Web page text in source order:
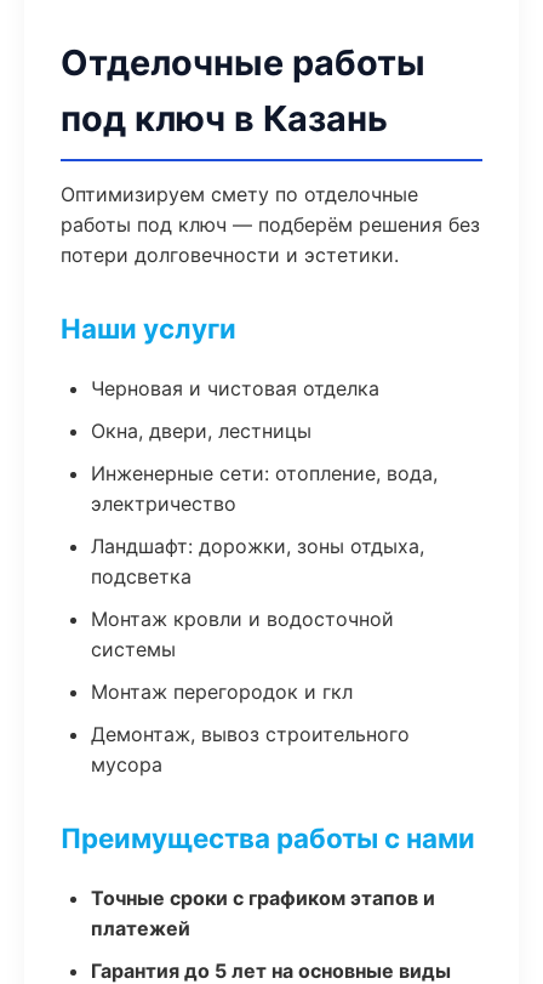
Отделочные работы
под ключ в Казань
Оптимизируем смету по отделочные
работы под ключ — подберём решения без
потери долговечности и эстетики.
Наши услуги
Черновая и чистовая отделка
Окна, двери, лестницы
Инженерные сети: отопление, вода,
электричество
Ландшафт: дорожки, зоны отдыха,
подсветка
Монтаж кровли и водосточной
системы
Монтаж перегородок и гкл
Демонтаж, вывоз строительного
мусора
Преимущества работы с нами
Точные сроки с графиком этапов и
платежей
Гарантия до 5 лет на основные виды